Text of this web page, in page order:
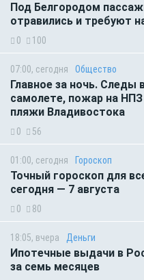
Под Белгородом
отравились и требуют
0 100
07:00, сегодня Общество
Главное за ночь.
самолете, пожар на
пляжи Владивостока
0 56
01:00, сегодня Гороскоп
Точный гороскоп для
сегодня — 7 августа
0 80
18:05, вчера Деньги
Ипотечные выдачи в
за семь месяцев